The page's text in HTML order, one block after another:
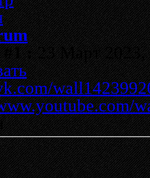
:23 Март 2023,